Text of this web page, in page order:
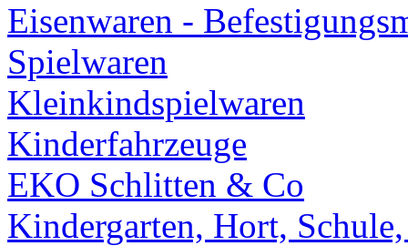
Eisenwaren -
Spielwaren
Kleinkindspielwaren
Kinderfahrzeuge
EKO Schlitten & Co
Kindergarten, Hort,